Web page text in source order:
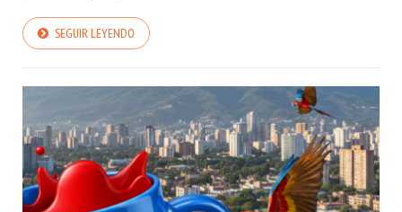
SEGUIR LEYENDO